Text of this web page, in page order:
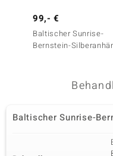
99,- €
Baltischer Sunrise-
Bernstein-
Baltischer Sunrise-